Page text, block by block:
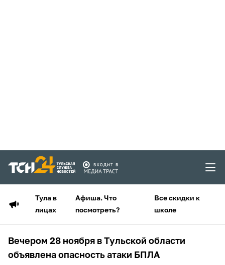
Тула в
лицах
Афиша. Что
посмотреть?
Все скидки к
школе
Вечером 28 ноября в Тульской области
объявлена опасность атаки БПЛА